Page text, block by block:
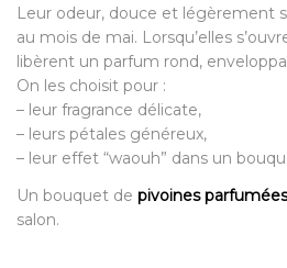
Leur odeur, douce et légèrement
au mois de mai. Lorsqu’elles
libèrent un parfum rond,
On les choisit pour :
– leur fragrance délicate,
– leurs pétales généreux,
– leur effet “waouh” dans un
Un bouquet de pivoines parfumées
salon.